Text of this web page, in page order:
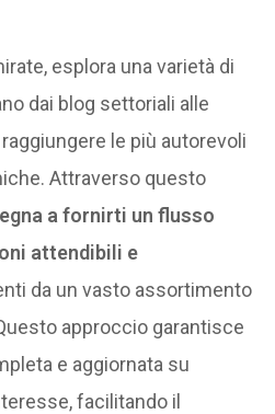
esplora una varietà di
dai blog settoriali alle
le più autorevoli
Attraverso questo
a fornirti un flusso
attendibili e
da un vasto assortimento
approccio garantisce
e aggiornata su
facilitando il